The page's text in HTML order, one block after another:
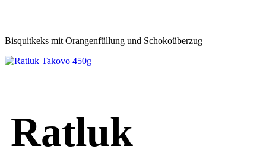
Bisquitkeks mit Orangenfüllung und Schokoüberzug
Ratluk